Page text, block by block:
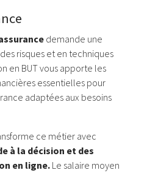
demande une
risques et en techniques
en BUT vous apporte les
essentielles pour
adaptées aux besoins
ce métier avec
à la décision et des
en ligne. Le salaire moyen